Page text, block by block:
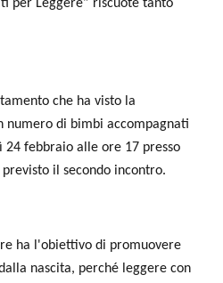
per Leggere” riscuote tanto
che ha visto la
numero di bimbi accompagnati
febbraio alle ore 17 presso
il secondo incontro.
ha l'obiettivo di promuovere
nascita, perché leggere con